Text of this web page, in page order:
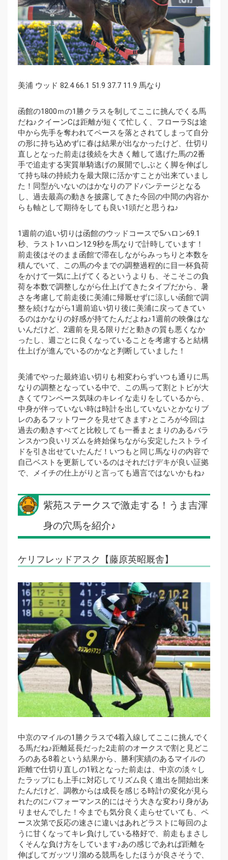
美浦 ウッド 82.4 66.1 51.9 37.7 11.9 馬なり
函館の1800ｍの1勝クラスを制してここに挑んでくる馬
だね♪クイーンCは距離が短くて忙しく、フローラSは途
中から先手を奪われてペースを落とされてしまって自分
の形に持ち込めずに春は結果が出なかったけど、仕切り
直しとなった前走は後続を大きく離して逃げた馬の2番
手で追走する実質単騎逃げの展開でしぶとく脚を伸ばし
て持ち味の持続力を最大限に活かすことが出来ていまし
た！同型がいないのはかなりのアドバンテージとなる
し、過去最高の動きを披露してきた今回の中間の内容か
らも軸として期待をしても良い1頭だと思うね♪
1週前の追い切りは函館のウッドコースで5ハロン69.1
秒、ラスト1ハロン12.9秒を馬なりで計時しています！
前走後はそのまま函館で滞在しながらみっちりと本数を
積んでいて、この馬の今までの調整過程的に目一杯負荷
をかけて一気に上げてくるというよりも、そこそこの負
荷を本数で調整しながら仕上げてきたタイプだから、暑
さを考慮して前走後に美浦に帰厩せずに涼しい函館で調
整を続けながら1週前追い切り後に美浦に戻ってきてい
るのはかなりの好感が持てたんだよね♪1週前の映像はな
いんだけど、2週前を見る限りだと動きの質も悪くなか
ったし、週ごとに良くなっていることを考慮すると結構
仕上げが進んでいるのかなと判断していました！
美浦でやった最終追い切りも相変わらずいつも通りに馬
なりの調整となっている中で、この馬って割とトビが大
きくてワンペース気味のキレイな走りをしているから、
中身が伴っていない時は時計を出していないとかなりブ
レのあるフットワークを見せてきます♪ところが今回は
過去の動きすべてと比較しても一番まとまりのあるバラ
ンスかつ良いリズムを終始保ちながら安定したストライ
ドを引き出せていたんだ！いつもと同じ馬なりの内容で
自己ベストを更新しているのはそれだけデキが良い証拠
で、メイチの仕上がりと言っても過言ではないかもね♪
紫苑ステークスで激走する！うま吉渾
身の穴馬を紹介♪
ケリフレッドアスク【藤原英昭厩舎】
中京のマイルの1勝クラスで4着入線してここに挑んでく
る馬だね♪距離延長だった2走前のオークスで割と見どこ
ろのある8着という結果から、勝利実績のあるマイルの
距離で仕切り直しの1戦となった前走は、中京の淡々し
たラップにも上手に対応してリズム良く進出を開始出来
たんだけど、調教からは成長を感じる時計の変化が見ら
れたのにパフォーマンス的にはそう大きな変わり身があ
りませんでした！今までも気分良く走らせていても、ペ
ース次第で反応の速さに違いはあれどラストに毎回のよ
うに甘くなってキレ負けしている格好で、前走もまさし
くそんな負け方をしています♪あの感じであれば距離を
伸ばしてガッツリ溜める競馬をしたほうが良さそうで、